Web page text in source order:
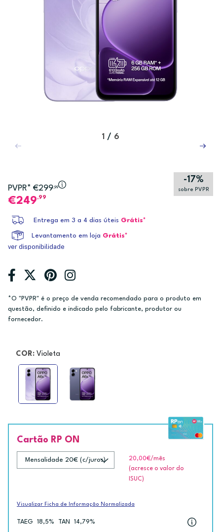
1 / 6
PVPR* €299,99
-17%
sobre PVPR
249,99
Entrega em 3 a 4 dias úteis Grátis*
Levantamento em loja Grátis*
ver disponibilidade
*O "PVPR" é o preço de venda recomendado para o produto em
questão, definido e indicado pelo fabricante, produtor ou
fornecedor.
COR: Violeta
Cartão RP ON
20,00€/mês
(acresce o valor do
ISUC)
Visualizar Ficha de Informação Normalizada
TAEG 18,5% TAN 14,79%